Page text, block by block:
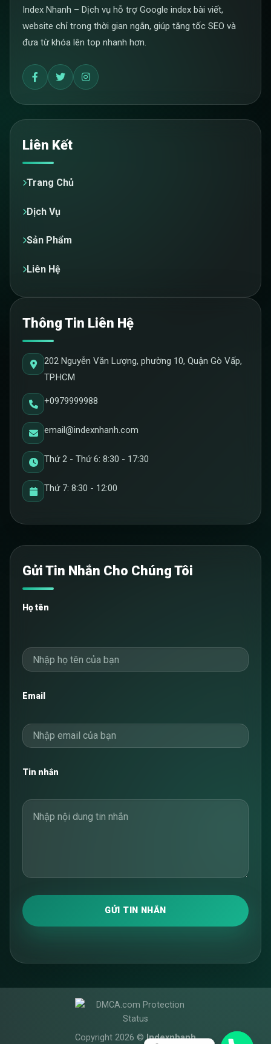
Index Nhanh – Dịch vụ hỗ trợ Google index bài viết,
website chỉ trong thời gian ngắn, giúp tăng tốc SEO và
đưa từ khóa lên top nhanh hơn.
Liên Kết
Trang Chủ
Dịch Vụ
Sản Phẩm
Liên Hệ
Thông Tin Liên Hệ
202 Nguyễn Văn Lượng, phường 10, Quận Gò Vấp,
TP.HCM
+0979999988
email@indexnhanh.com
Thứ 2 - Thứ 6: 8:30 - 17:30
Thứ 7: 8:30 - 12:00
Gửi Tin Nhắn Cho Chúng Tôi
Họ tên
Email
Tin nhắn
GỬI TIN NHẮN
Copyright 2026 ©Indexnhanh